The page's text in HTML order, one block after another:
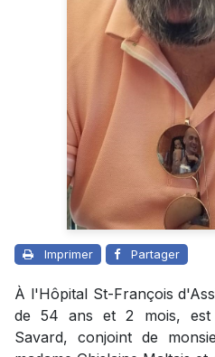
Imprimer Partager
À l'Hôpital St-François
de 54 ans et 2 mois, est
Savard, conjoint de